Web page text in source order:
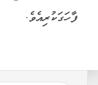
ފާހަގަކުރިއެވެ.